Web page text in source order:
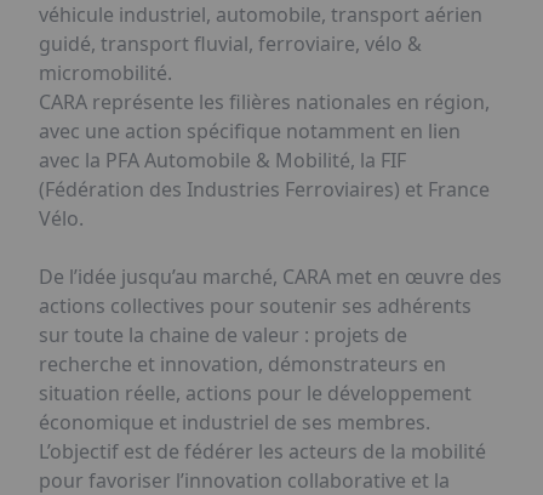
véhicule industriel, automobile, transport aérien
guidé, transport fluvial, ferroviaire, vélo &
micromobilité.
CARA représente les filières nationales en région,
avec une action spécifique notamment en lien
avec la PFA Automobile & Mobilité, la FIF
(Fédération des Industries Ferroviaires) et France
Vélo.
De l’idée jusqu’au marché, CARA met en œuvre des
actions collectives pour soutenir ses adhérents
sur toute la chaine de valeur : projets de
recherche et innovation, démonstrateurs en
situation réelle, actions pour le développement
économique et industriel de ses membres.
L’objectif est de fédérer les acteurs de la mobilité
pour favoriser l’innovation collaborative et la